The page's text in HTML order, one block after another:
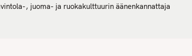
, juoma- ja ruokakulttuurin äänenkannattaja